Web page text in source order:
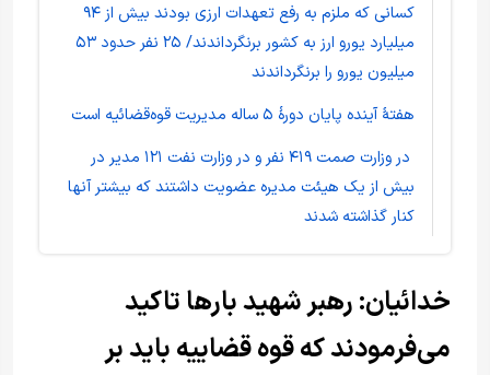
کسانی که ملزم به رفع تعهدات ارزی بودند بیش از ۹۴
میلیارد یورو ارز به کشور برنگرداندند/ ۲۵ نفر حدود ۵۳
میلیون یورو را برنگرداندند
هفتهٔ آینده پایان دورهٔ ۵ ساله مدیریت قوه‌قضائیه است
در وزارت صمت ۴۱۹ نفر و در وزارت نفت ۱۲۱ مدیر در
بیش از یک هیئت مدیره عضویت داشتند که بیشتر آنها
کنار گذاشته شدند
خدائیان: رهبر شهید بارها تاکید
می‌فرمودند که قوه قضاییه باید بر